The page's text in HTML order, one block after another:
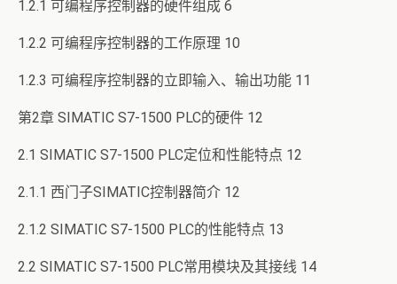
1.2.1 可编程序控制器的硬件组成 6
1.2.2 可编程序控制器的工作原理 10
1.2.3 可编程序控制器的立即输入、输出功能 11
第2章 SIMATIC S7-1500 PLC的硬件 12
2.1 SIMATIC S7-1500 PLC定位和性能特点 12
2.1.1 西门子SIMATIC控制器简介 12
2.1.2 SIMATIC S7-1500 PLC的性能特点 13
2.2 SIMATIC S7-1500 PLC常用模块及其接线 14